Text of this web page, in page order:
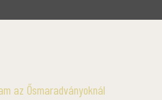
az Ősmaradványoknál